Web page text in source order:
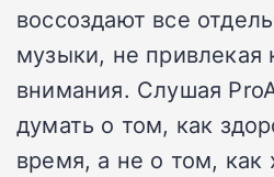
воссоздают все
музыки, не привлекая
внимания. Слушая
думать о том, как
время, а не о том, как